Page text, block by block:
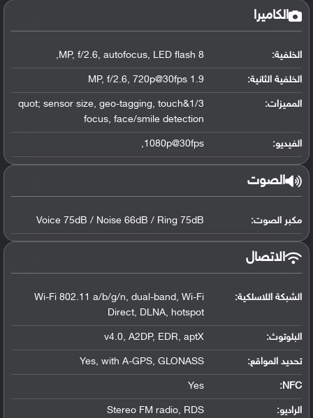
الكاميرا
الخلفية: 8 MP, f/2.6, autofocus, LED flash,
الخلفية الثانية: 1.9 MP, f/2.6, 720p@30fps
المميزات:
1/3&quot; sensor size, geo-tagging, touch
focus, face/smile detection
الفيديو: 1080p@30fps,
الصوت
مكبر الصوت: Voice 75dB / Noise 66dB / Ring 75dB
الاتصال
الشبكة اللاسلكية:
Wi-Fi 802.11 a/b/g/n, dual-band, Wi-Fi
Direct, DLNA, hotspot
البلوتوث:
v4.0, A2DP, EDR, aptX
تحديد المواقع:
Yes, with A-GPS, GLONASS
NFC
:
Yes
الراديو: Stereo FM radio, RDS